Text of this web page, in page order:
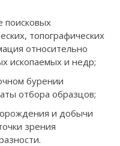
поисковых
топографических
относительно
ископаемых и недр;
бурении
отбора образцов;
и добычи
зрения